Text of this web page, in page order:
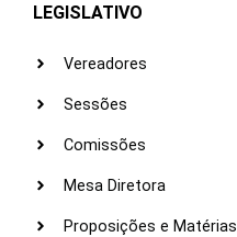
LEGISLATIVO
Vereadores
Sessões
Comissões
Mesa Diretora
Proposições e Matérias